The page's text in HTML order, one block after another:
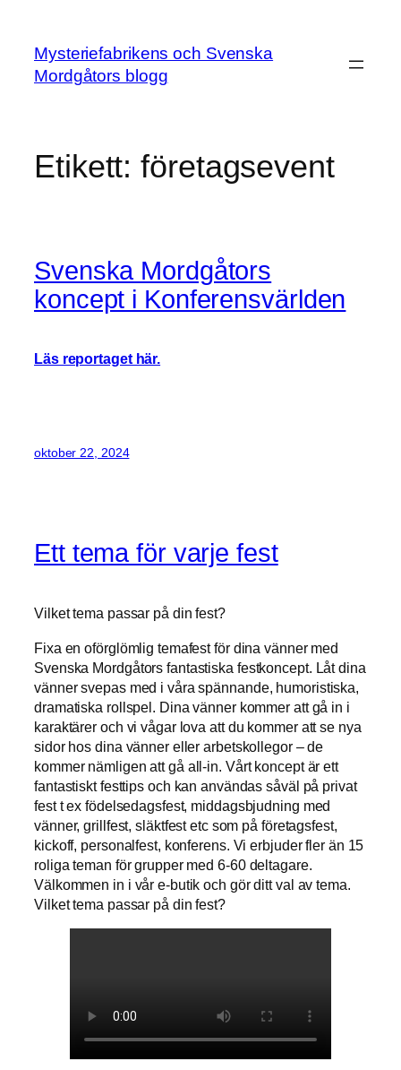
innehåll
Mysteriefabrikens och Svenska
Mordgåtors blogg
Etikett:företagsevent
Svenska Mordgåtors
koncept i Konferensvärlden
Läs reportaget här.
oktober 22, 2024
Ett tema för varje fest
Vilket tema passar på din fest?
Fixa en oförglömlig temafest för dina vänner med
Svenska Mordgåtors fantastiska festkoncept. Låt dina
vänner svepas med i våra spännande, humoristiska,
dramatiska rollspel. Dina vänner kommer att gå in i
karaktärer och vi vågar lova att du kommer att se nya
sidor hos dina vänner eller arbetskollegor – de
kommer nämligen att gå all-in. Vårt koncept är ett
fantastiskt festtips och kan användas såväl på privat
fest t ex födelsedagsfest, middagsbjudning med
vänner, grillfest, släktfest etc som på företagsfest,
kickoff, personalfest, konferens. Vi erbjuder fler än 15
roliga teman för grupper med 6-60 deltagare.
Välkommen in i vår e-butik och gör ditt val av tema.
Vilket tema passar på din fest?